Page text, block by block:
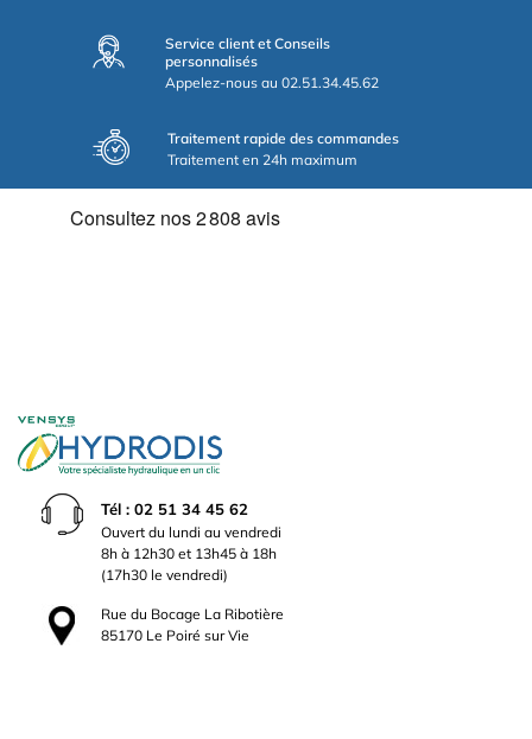
Service client et Conseils
personnalisés
Appelez-nous au 02.51.34.45.62
Traitement rapide des commandes
Traitement en 24h maximum
Tél : 02 51 34 45 62
Ouvert du lundi au vendredi
8h à 12h30 et 13h45 à 18h
(17h30 le vendredi)
Rue du Bocage La Ribotière
85170 Le Poiré sur Vie